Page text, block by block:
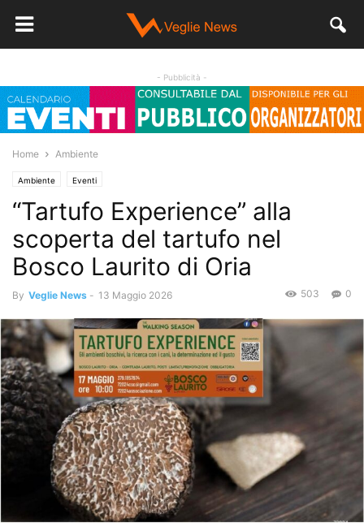
- Pubblicità -
Home Ambiente
Ambiente Eventi
“Tartufo Experience” alla
scoperta del tartufo nel
Bosco Laurito di Oria
By Veglie News - 13 Maggio 2026 0
503